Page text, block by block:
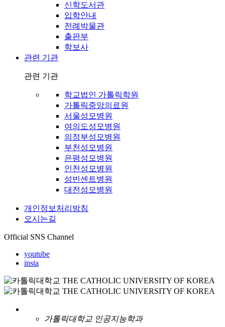
신학도서관
입학안내
전례박물관
출판부
학보사
관련 기관
관련 기관
학교법인 가톨릭학원
가톨릭중앙의료원
서울성모병원
여의도성모병원
의정부성모병원
부천성모병원
은평성모병원
인천성모병원
성빈센트병원
대전성모병원
개인정보처리방침
오시는길
Official SNS Channel
youtube
insta
가톨릭대학교 인공지능학과